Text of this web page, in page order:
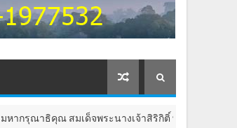
ณ สมเด็จพระนางเจ้าสิริกิติ์ พระบรมราชินีนาถ พร